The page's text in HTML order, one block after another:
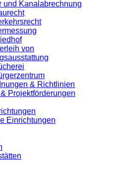
und Kanalabrechnung
von
& Richtlinien
Projektförderungen
Einrichtungen